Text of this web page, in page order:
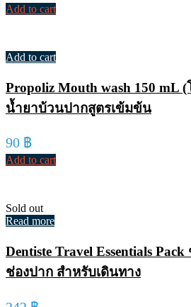
Add to cart
Add to cart
Propoliz Mouth wash 150 mL
น้ำยาบ้วนปากสูตรเข้มข้น
90 ฿
Add to cart
Sold out
Read more
Dentiste Travel Essentials
ช่องปาก สำหรับเดินทาง